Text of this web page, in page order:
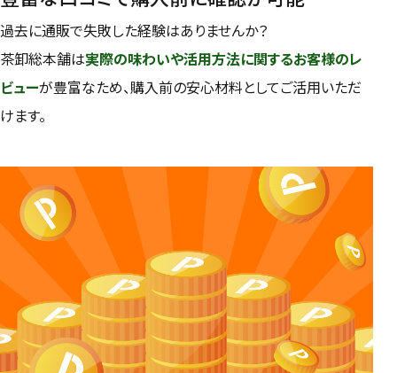
過去に通販で失敗した経験はありませんか？
茶卸総本舗は実際の味わいや活用方法に関するお客様のレ
ビューが豊富なため、購入前の安心材料としてご活用いただ
けます。